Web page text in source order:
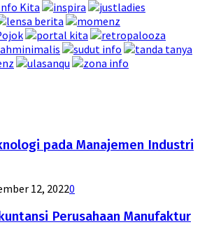
pada Manajemen Industri
12, 20220
Perusahaan Manufaktur